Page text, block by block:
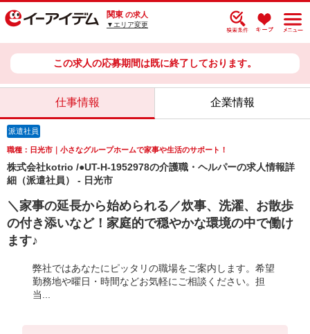
関東 の求人
▼エリア変更
この求人の応募期間は既に終了しております。
仕事情報 企業情報
派遣社員
職種：日光市｜小さなグループホームで家事や生活のサポート！
株式会社kotrio /●UT-H-1952978の介護職・ヘルパーの求人情報詳
細（派遣社員） - 日光市
＼家事の延長から始められる／炊事、洗濯、お散歩
の付き添いなど！家庭的で穏やかな環境の中で働け
ます♪
弊社ではあなたにピッタリの職場をご案内します。希望
勤務地や曜日・時間などお気軽にご相談ください。担
当...